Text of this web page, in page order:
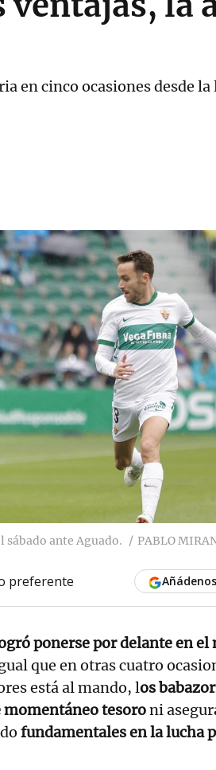
en cinco ocasiones desde
ante Aguado. PABLO
preferente
ponerse por delante en el
que en otras cuatro
está al mando, los
momentáneo tesoroni
fundamentales en la lucha